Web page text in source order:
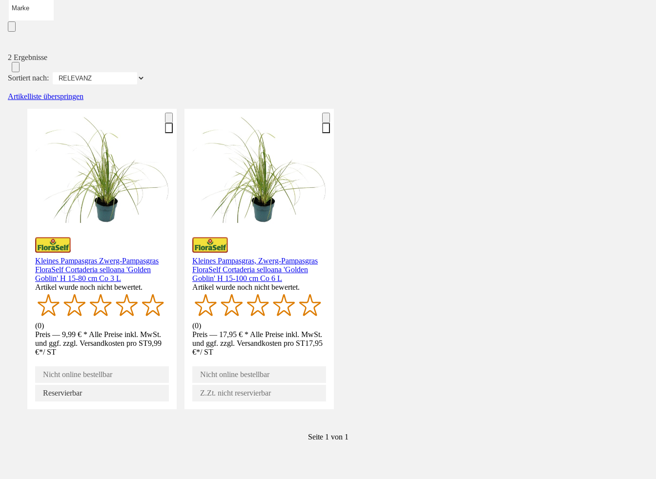
Marke
2 Ergebnisse
Sortiert nach:
Artikelliste überspringen
Kleines Pampasgras Zwerg-Pampasgras
FloraSelf Cortaderia selloana 'Golden
Goblin' H 15-80 cm Co 3 L
Artikel wurde noch nicht bewertet.
(0)
Preis — 9,99 € * Alle Preise inkl. MwSt.
und ggf. zzgl. Versandkosten pro ST9,99
€*/ ST
Nicht online bestellbar
Reservierbar
Kleines Pampasgras, Zwerg-Pampasgras
FloraSelf Cortaderia selloana 'Golden
Goblin' H 15-100 cm Co 6 L
Artikel wurde noch nicht bewertet.
(0)
Preis — 17,95 € * Alle Preise inkl. MwSt.
und ggf. zzgl. Versandkosten pro ST17,95
€*/ ST
Nicht online bestellbar
Z.Zt. nicht reservierbar
Seite 1 von 1